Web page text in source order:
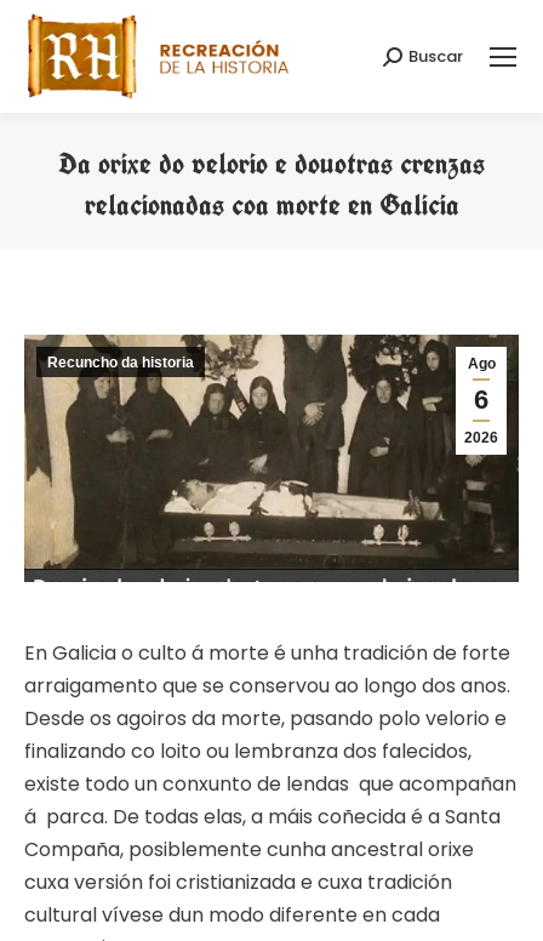
Search:
Buscar
Da orixe do velorio e douotras crenzas
relacionadas coa morte en Galicia
Ago
6
2026
Recuncho da historia
En Galicia o culto á morte é unha tradición de forte
arraigamento que se conservou ao longo dos anos.
Desde os agoiros da morte, pasando polo velorio e
finalizando co loito ou lembranza dos falecidos,
existe todo un conxunto de lendas que acompañan
á parca. De todas elas, a máis coñecida é a Santa
Compaña, posiblemente cunha ancestral orixe
cuxa versión foi cristianizada e cuxa tradición
cultural vívese dun modo diferente en cada